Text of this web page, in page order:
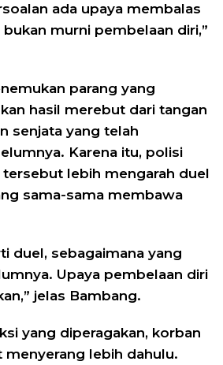
ada upaya membalas
bukan murni pembelaan diri,”
parang yang
hasil merebut dari tangan
senjata yang telah
Karena itu, polisi
lebih mengarah duel
sama-sama membawa
duel, sebagaimana yang
Upaya pembelaan diri
jelas Bambang.
yang diperagakan, korban
menyerang lebih dahulu.